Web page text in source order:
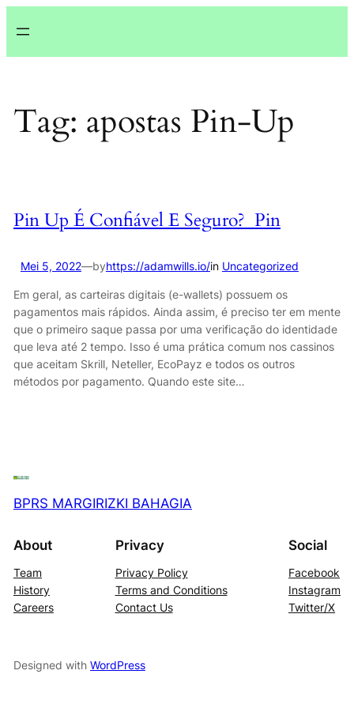
ke
Tag: apostas Pin-Up
Pin Up É Confiável E Seguro? ️ Pin
Mei 5, 2022—byhttps://adamwills.io/in Uncategorized
Em geral, as carteiras digitais (e-wallets) possuem os
pagamentos mais rápidos. Ainda assim, é preciso ter em mente
que o primeiro saque passa por uma verificação do identidade
que leva até 2 tempo. Isso é uma prática comum nos cassinos
que aceitam Skrill, Neteller, EcoPayz e todos os outros
métodos por pagamento. Quando este site…
BPRS MARGIRIZKI BAHAGIA
About
Team
History
Careers
Privacy
Privacy Policy
Terms and Conditions
Contact Us
Social
Facebook
Instagram
Twitter/X
Designed with WordPress